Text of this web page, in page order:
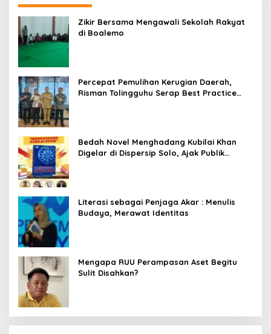
Zikir Bersama Mengawali Sekolah Rakyat
di Boalemo
Percepat Pemulihan Kerugian Daerah,
Risman Tolingguhu Serap Best Practice
Bedah Novel Menghadang Kubilai Khan
Digelar di Dispersip Solo, Ajak Publik
Literasi sebagai Penjaga Akar : Menulis
Budaya, Merawat Identitas
Mengapa RUU Perampasan Aset Begitu
Sulit Disahkan?